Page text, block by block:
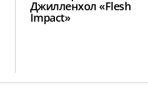
Джилленхол «Flesh
Impact»